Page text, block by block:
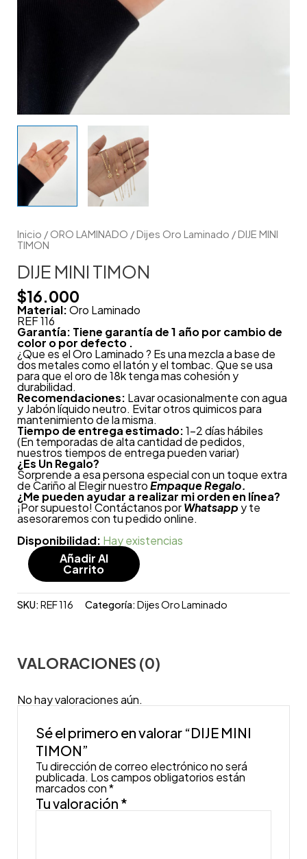
Inicio / ORO LAMINADO /Dijes Oro Laminado / DIJE MINI
TIMON
DIJE MINI TIMON
$16.000
Material:Oro Laminado
REF 116
Garantía: Tiene garantía de 1 año por cambio de
color o por defecto .
¿Que es el Oro Laminado ? Es una mezcla a base de
dos metales como el latón y el tombac. Que se usa
para que el oro de 18k tenga mas cohesión y
durabilidad.
Recomendaciones: Lavar ocasionalmente con agua
y Jabón líquido neutro. Evitar otros quimicos para
mantenimiento de la misma.
Tiempo de entrega estimado:1-2 días hábiles
(En temporadas de alta cantidad de pedidos,
nuestros tiempos de entrega pueden variar)
¿Es Un Regalo?
Sorprende a esa persona especial con un toque extra
de Cariño al Elegir nuestroEmpaque Regalo.
¿Me pueden ayudar a realizar mi orden en línea?
¡Por supuesto! Contáctanos porWhatsapp y te
asesoraremos con tu pedido online.
Disponibilidad: Hay existencias
Añadir Al
Carrito
SKU:REF 116 Categoría:Dijes Oro Laminado
VALORACIONES (0)
No hay valoraciones aún.
Sé el primero en valorar “DIJE MINI
TIMON”
Tu dirección de correo electrónico no será
publicada. Los campos obligatorios están
marcados con*
Tu valoración *